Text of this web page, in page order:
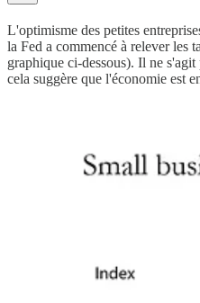
L'optimisme des petites
la Fed a commencé à relever les
graphique ci-dessous). Il ne
cela suggère que l'économie est